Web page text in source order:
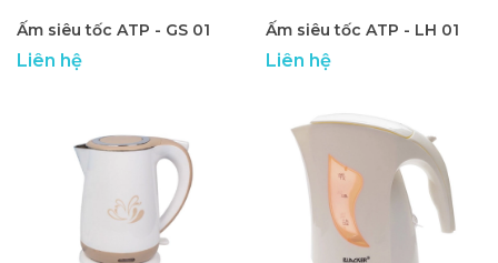
Ấm siêu tốc ATP - GS 01
Liên hệ
Ấm siêu tốc ATP - LH 01
Liên hệ